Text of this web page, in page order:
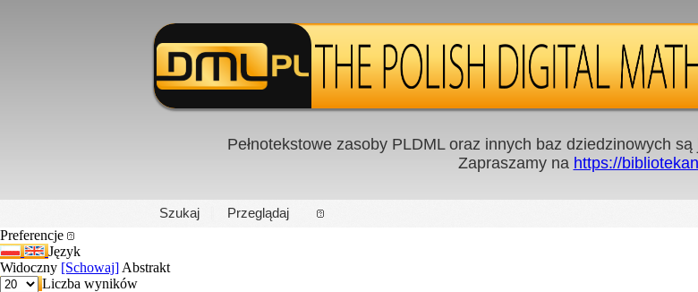
PL|EN
Pełnotekstowe zasoby PLDML oraz innych baz dziedzinowych
Zapraszamy na https://
Szukaj Przeglądaj
Preferencje
Język
Widoczny [Schowaj] Abstrakt
Liczba wyników